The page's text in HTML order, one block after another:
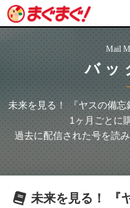
Mail
バッ
未来を見る！ 『ヤスの備忘
1ヶ月ごとに
過去に配信された号を読
未来を見る！ 『